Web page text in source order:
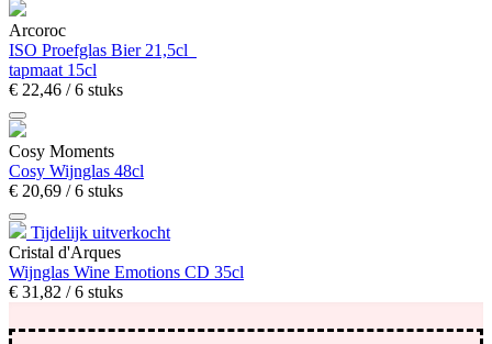
Arcoroc
ISO Proefglas Bier 21,5cl
tapmaat 15cl
€ 22,46 / 6 stuks
Cosy Moments
Cosy Wijnglas 48cl
€ 20,69 / 6 stuks
Tijdelijk uitverkocht
Cristal d'Arques
Wijnglas Wine Emotions CD 35cl
€ 31,82 / 6 stuks